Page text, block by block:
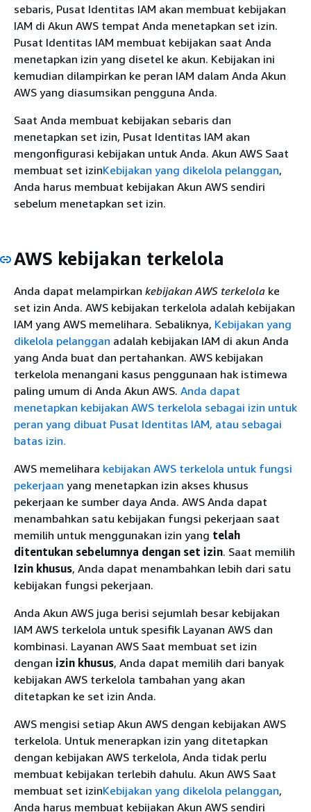
sebaris, Pusat Identitas IAM akan membuat kebijakan
IAM di Akun AWS tempat Anda menetapkan set izin.
Pusat Identitas IAM membuat kebijakan saat Anda
menetapkan izin yang disetel ke akun. Kebijakan ini
kemudian dilampirkan ke peran IAM dalam Anda Akun
AWS yang diasumsikan pengguna Anda.
Saat Anda membuat kebijakan sebaris dan
menetapkan set izin, Pusat Identitas IAM akan
mengonfigurasi kebijakan untuk Anda. Akun AWS Saat
membuat set izinKebijakan yang dikelola pelanggan,
Anda harus membuat kebijakan Akun AWS sendiri
sebelum menetapkan set izin.
AWS kebijakan terkelola
Anda dapat melampirkan kebijakan AWS terkelola ke
set izin Anda. AWS kebijakan terkelola adalah kebijakan
IAM yang AWS memelihara. Sebaliknya, Kebijakan yang
dikelola pelanggan adalah kebijakan IAM di akun Anda
yang Anda buat dan pertahankan. AWS kebijakan
terkelola menangani kasus penggunaan hak istimewa
paling umum di Anda Akun AWS. Anda dapat
menetapkan kebijakan AWS terkelola sebagai izin untuk
peran yang dibuat Pusat Identitas IAM, atau sebagai
batas izin.
AWS memelihara kebijakan AWS terkelola untuk fungsi
pekerjaan yang menetapkan izin akses khusus
pekerjaan ke sumber daya Anda. AWS Anda dapat
menambahkan satu kebijakan fungsi pekerjaan saat
memilih untuk menggunakan izin yang telah
ditentukan sebelumnya dengan set izin. Saat memilih
Izin khusus, Anda dapat menambahkan lebih dari satu
kebijakan fungsi pekerjaan.
Anda Akun AWS juga berisi sejumlah besar kebijakan
IAM AWS terkelola untuk spesifik Layanan AWS dan
kombinasi. Layanan AWS Saat membuat set izin
dengan izin khusus, Anda dapat memilih dari banyak
kebijakan AWS terkelola tambahan yang akan
ditetapkan ke set izin Anda.
AWS mengisi setiap Akun AWS dengan kebijakan AWS
terkelola. Untuk menerapkan izin yang ditetapkan
dengan kebijakan AWS terkelola, Anda tidak perlu
membuat kebijakan terlebih dahulu. Akun AWS Saat
membuat set izinKebijakan yang dikelola pelanggan,
Anda harus membuat kebijakan Akun AWS sendiri